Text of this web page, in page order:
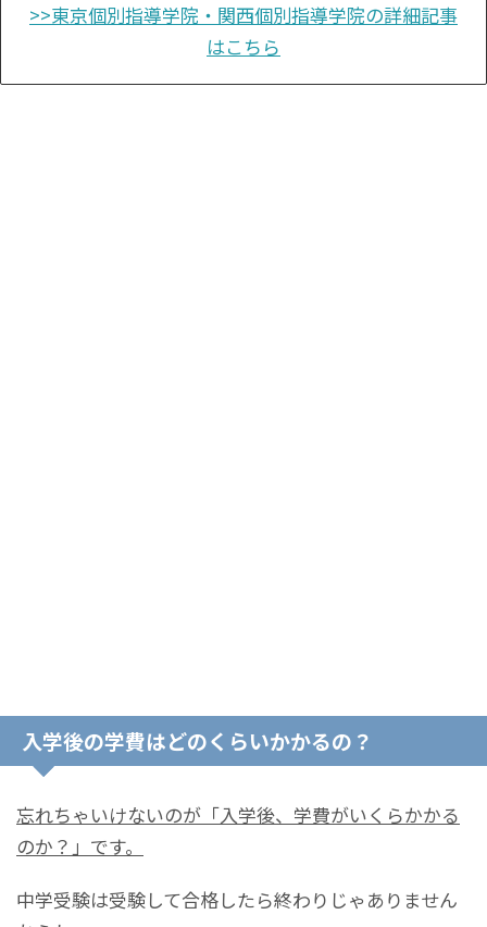
>>東京個別指導学院・関西個別指導学院の詳細記事
はこちら
入学後の学費はどのくらいかかるの？
忘れちゃいけないのが「入学後、学費がいくらかかる
のか？」です。
中学受験は受験して合格したら終わりじゃありません